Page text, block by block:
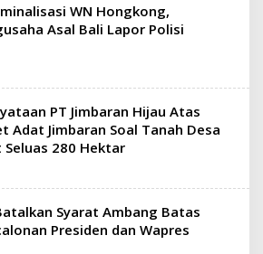
WN Hongkong,
Asal Bali Lapor Polisi
PT Jimbaran Hijau Atas
Adat Jimbaran Soal Tanah Desa
Seluas 280 Hektar
Syarat Ambang Batas
Presiden dan Wapres